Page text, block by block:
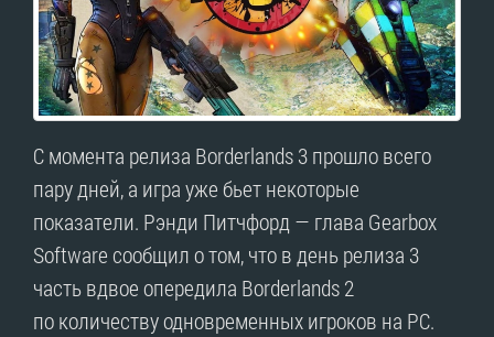
С момента релиза Borderlands 3 прошло всего
пару дней, а игра уже бьет некоторые
показатели. Рэнди Питчфорд — глава Gearbox
Software сообщил о том, что в день релиза 3
часть вдвое опередила Borderlands 2
по количеству одновременных игроков на PC.